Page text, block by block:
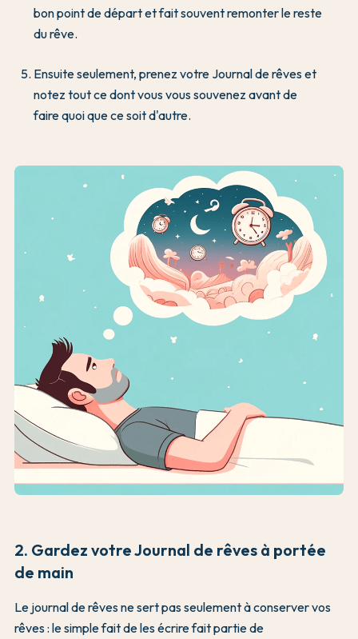
bon point de départ et fait souvent remonter le reste
du rêve.
Ensuite seulement, prenez votre Journal de rêves et
notez tout ce dont vous vous souvenez avant de
faire quoi que ce soit d'autre.
2. Gardez votre Journal de rêves à portée
de main
Le journal de rêves ne sert pas seulement à conserver vos
rêves : le simple fait de les écrire fait partie de